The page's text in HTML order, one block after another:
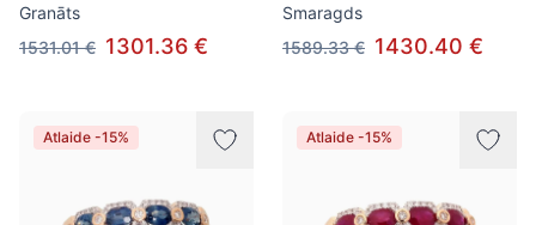
Granāts
1531.01 € 1301.36 €
Smaragds
1589.33 € 1430.40 €
Atlaide -15% Atlaide -15%